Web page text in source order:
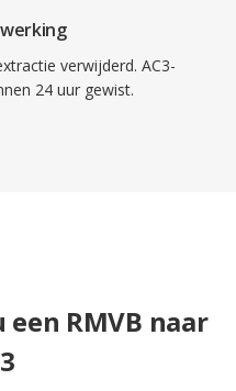
verwijderd. AC3-
24 uur gewist.
RMVB naar